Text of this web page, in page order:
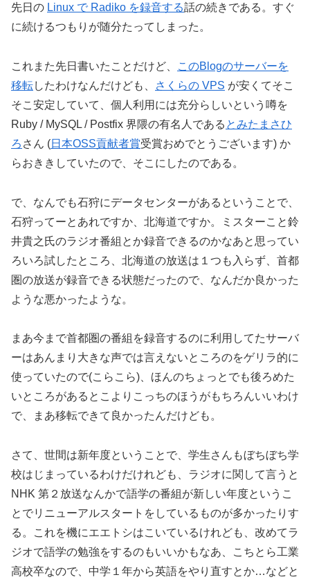
先日の Linux で Radiko を録音する話の続きである。すぐ
に続けるつもりが随分たってしまった。
これまた先日書いたことだけど、
このBlogのサーバーを
移転したわけなんだけども、 さくらの VPS が安くてそこ
そこ安定していて、個人利用には充分らしいという噂を
Ruby / MySQL / Postfix 界隈の有名人である とみたまさひ
ろ さん (日本OSS貢献者賞受賞おめでとうございます) か
らおききしていたので、そこにしたのである。
で、なんでも石狩にデータセンターがあるということで、
石狩ってーとあれですか、北海道ですか。ミスターこと鈴
井貴之氏のラジオ番組とか録音できるのかなあと思ってい
ろいろ試したところ、北海道の放送は１つも入らず、首都
圏の放送が録音できる状態だったので、なんだか良かった
ような悪かったような。
まあ今まで首都圏の番組を録音するのに利用してたサーバ
ーはあんまり大きな声では言えないところのをゲリラ的に
使っていたので(こらこら)、ほんのちょっとでも後ろめた
いところがあるとこよりこっちのほうがもちろんいいわけ
で、まあ移転できて良かったんだけども。
さて、世間は新年度ということで、学生さんもぼちぼち学
校はじまっているわけだけれども、ラジオに関して言うと
NHK 第２放送なんかで語学の番組が新しい年度というこ
とでリニューアルスタートをしているものが多かったりす
る。これを機にエエトシはこいているけれども、改めてラ
ジオで語学の勉強をするのもいいかもなあ、こちとら工業
高校卒なので、中学１年から英語をやり直すとか…などと